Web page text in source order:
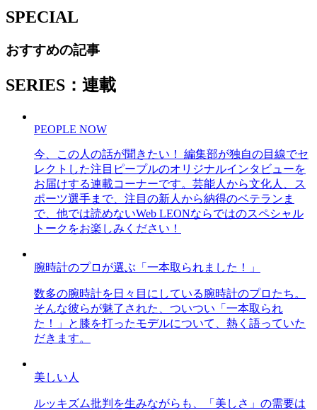
SPECIAL
おすすめの記事
SERIES：連載
PEOPLE NOW
今、この人の話が聞きたい！ 編集部が独自の目線でセ
レクトした注目ピープルのオリジナルインタビューを
お届けする連載コーナーです。芸能人から文化人、ス
ポーツ選手まで、注目の新人から納得のベテランま
で、他では読めないWeb LEONならではのスペシャル
トークをお楽しみください！
腕時計のプロが選ぶ「一本取られました！」
数多の腕時計を日々目にしている腕時計のプロたち。
そんな彼らが魅了された、ついつい「一本取られ
た！」と膝を打ったモデルについて、熱く語っていた
だきます。
美しい人
ルッキズム批判を生みながらも、「美しさ」の需要は